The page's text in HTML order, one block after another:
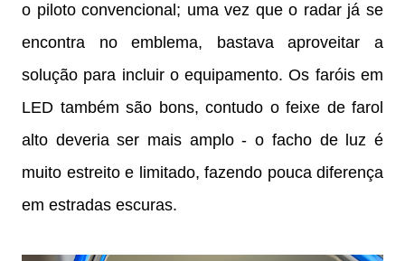
o piloto convencional; uma vez que o radar já se
encontra no emblema, bastava aproveitar a
solução para incluir o equipamento. Os faróis em
LED também são bons, contudo o feixe de farol
alto deveria ser mais amplo - o facho de luz é
muito estreito e limitado, fazendo pouca diferença
em estradas escuras.